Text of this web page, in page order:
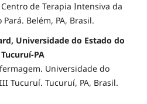
de Terapia Intensiva da
Belém, PA, Brasil.
Universidade do Estado do
PA
Universidade do
Tucuruí. Tucuruí, PA, Brasil.